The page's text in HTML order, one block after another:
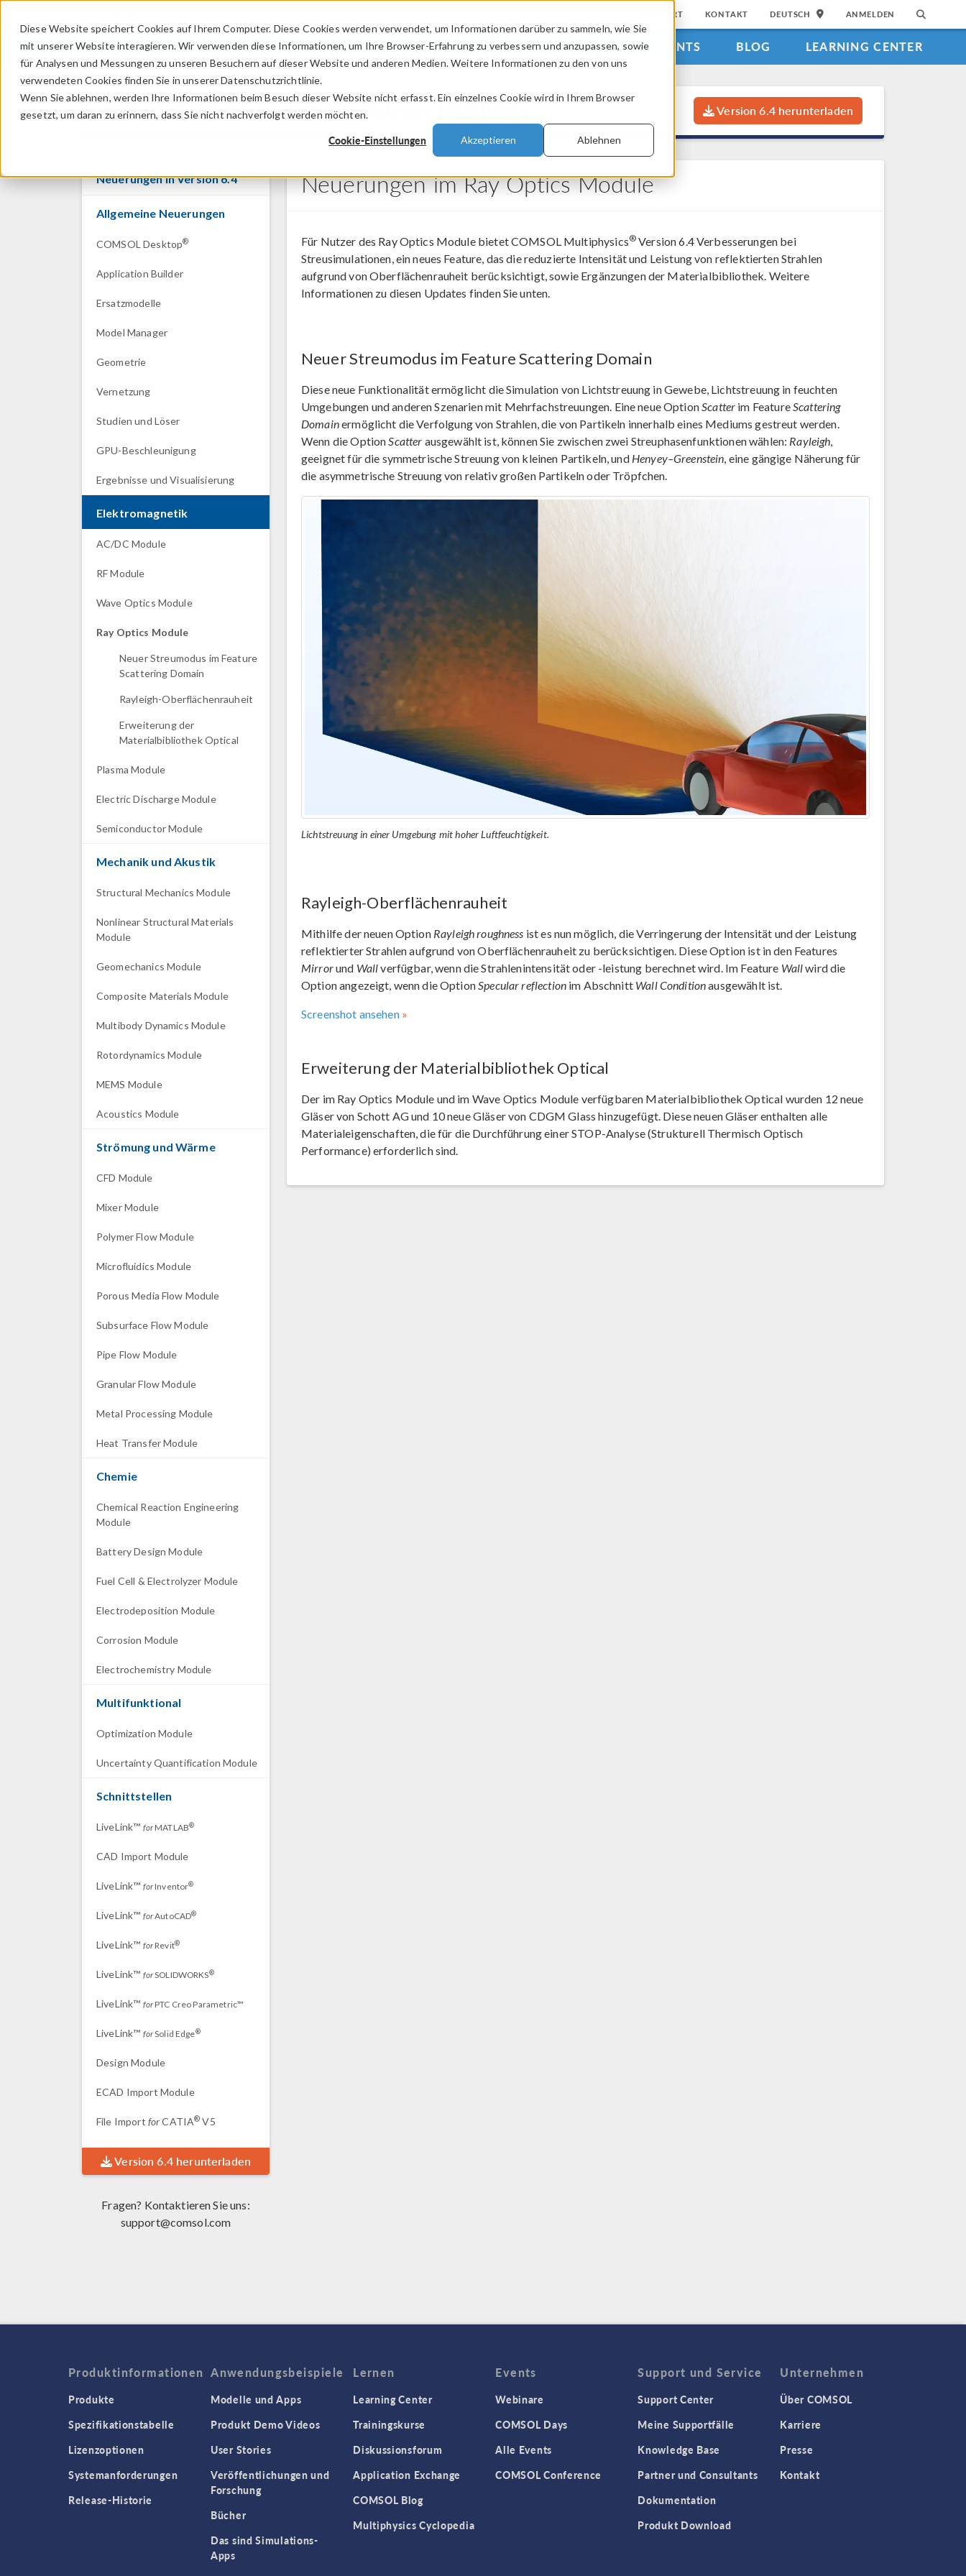
Diese Website speichert Cookies auf Ihrem Computer. Diese Cookies werden verwendet, um Informationen darüber zu sammeln, wie Sie
mit unserer Website interagieren. Wir verwenden diese Informationen, um Ihre Browser-Erfahrung zu verbessern und anzupassen, sowie
für Analysen und Messungen zu unseren Besuchern auf dieser Website und anderen Medien. Weitere Informationen zu den von uns
verwendeten Cookies finden Sie in unserer Datenschutzrichtlinie.
Wenn Sie ablehnen, werden Ihre Informationen beim Besuch dieser Website nicht erfasst. Ein einzelnes Cookie wird in Ihrem Browser
gesetzt, um daran zu erinnern, dass Sie nicht nachverfolgt werden möchten.
Cookie-Einstellungen Akzeptieren Ablehnen
SUPPORT KONTAKT DEUTSCH ANMELDEN
PRODUKTE BRANCHEN VIDEOS EVENTS BLOG LEARNING CENTER
COMSOL Multiphysics®6.4 Release Highlights Version 6.4 herunterladen
Neuerungen in Version 6.4
Allgemeine Neuerungen
COMSOL Desktop®
Application Builder
Ersatzmodelle
Model Manager
Geometrie
Vernetzung
Studien und Löser
GPU-Beschleunigung
Ergebnisse und Visualisierung
Elektromagnetik
AC/DC Module
RF Module
Wave Optics Module
Ray Optics Module
Neuer Streumodus im Feature
Scattering Domain
Rayleigh-Oberflächenrauheit
Erweiterung der
Materialbibliothek Optical
Plasma Module
Electric Discharge Module
Semiconductor Module
Mechanik und Akustik
Structural Mechanics Module
Nonlinear Structural Materials
Module
Geomechanics Module
Composite Materials Module
Multibody Dynamics Module
Rotordynamics Module
MEMS Module
Acoustics Module
Strömung und Wärme
CFD Module
Mixer Module
Polymer Flow Module
Microfluidics Module
Porous Media Flow Module
Subsurface Flow Module
Pipe Flow Module
Granular Flow Module
Metal Processing Module
Heat Transfer Module
Chemie
Chemical Reaction Engineering
Module
Battery Design Module
Fuel Cell & Electrolyzer Module
Electrodeposition Module
Corrosion Module
Electrochemistry Module
Multifunktional
Optimization Module
Uncertainty Quantification Module
Schnittstellen
LiveLink™ forMATLAB®
CAD Import Module
LiveLink™ forInventor®
LiveLink™ forAutoCAD®
LiveLink™ forRevit®
LiveLink™ forSOLIDWORKS®
LiveLink™ forPTC Creo Parametric™
LiveLink™ forSolid Edge®
Design Module
ECAD Import Module
File Import forCATIA® V5
Version 6.4 herunterladen
Fragen? Kontaktieren Sie uns:
support@comsol.com
Neuerungen im Ray Optics Module
Für Nutzer des Ray Optics Module bietet COMSOL Multiphysics® Version 6.4 Verbesserungen bei
Streusimulationen, ein neues Feature, das die reduzierte Intensität und Leistung von reflektierten Strahlen
aufgrund von Oberflächenrauheit berücksichtigt, sowie Ergänzungen der Materialbibliothek. Weitere
Informationen zu diesen Updates finden Sie unten.
Neuer Streumodus im Feature Scattering Domain
Diese neue Funktionalität ermöglicht die Simulation von Lichtstreuung in Gewebe, Lichtstreuung in feuchten
Umgebungen und anderen Szenarien mit Mehrfachstreuungen. Eine neue OptionScatter im FeatureScattering
Domainermöglicht die Verfolgung von Strahlen, die von Partikeln innerhalb eines Mediums gestreut werden.
Wenn die OptionScatter ausgewählt ist, können Sie zwischen zwei Streuphasenfunktionen wählen: Rayleigh,
geeignet für die symmetrische Streuung von kleinen Partikeln, und Henyey–Greenstein, eine gängige Näherung für
die asymmetrische Streuung von relativ großen Partikeln oder Tröpfchen.
Lichtstreuung in einer Umgebung mit hoher Luftfeuchtigkeit.
Rayleigh-Oberflächenrauheit
Mithilfe der neuen Option Rayleigh roughness ist es nun möglich, die Verringerung der Intensität und der Leistung
reflektierter Strahlen aufgrund von Oberflächenrauheit zu berücksichtigen. Diese Option ist in den Features
Mirrorund Wallverfügbar, wenn die Strahlenintensität oder -leistung berechnet wird. Im Feature Wallwird die
Option angezeigt, wenn die OptionSpecular reflectionim Abschnitt Wall Conditionausgewählt ist.
Screenshot ansehen
Erweiterung der Materialbibliothek Optical
Der im Ray Optics Module und im Wave Optics Module verfügbaren Materialbibliothek Optical wurden 12 neue
Gläser von Schott AG und 10 neue Gläser von CDGM Glass hinzugefügt. Diese neuen Gläser enthalten alle
Materialeigenschaften, die für die Durchführung einer STOP-Analyse (Strukturell Thermisch Optisch
Performance) erforderlich sind.
Produktinformationen
Produkte
Spezifikationstabelle
Lizenzoptionen
Systemanforderungen
Release-Historie
Anwendungsbeispiele
Modelle und Apps
Produkt Demo Videos
User Stories
Veröffentlichungen und
Forschung
Bücher
Das sind Simulations-
Apps
Lernen
Learning Center
Trainingskurse
Diskussionsforum
Application Exchange
COMSOL Blog
Multiphysics Cyclopedia
Events
Webinare
COMSOL Days
Alle Events
COMSOL Conference
Support und Service
Support Center
Meine Supportfälle
Knowledge Base
Partner und Consultants
Dokumentation
Produkt Download
Unternehmen
Über COMSOL
Karriere
Presse
Kontakt